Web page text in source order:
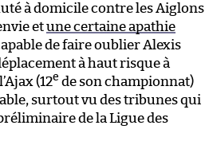
à domicile contre les Aiglons
etune certaine apathie
de faire oublier Alexis
à haut risque à
(12e de son championnat)
surtout vu des tribunes qui
de la Ligue des